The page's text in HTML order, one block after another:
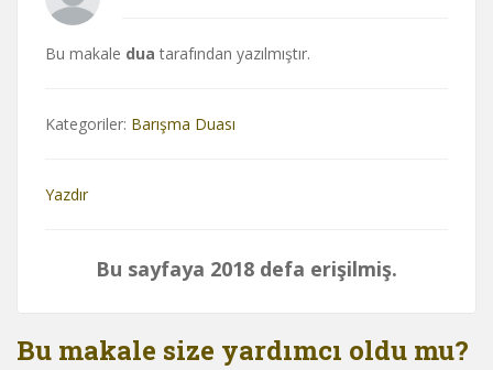
Bu makale dua tarafından yazılmıştır.
Kategoriler: Barışma Duası
Yazdır
Bu sayfaya 2018 defa erişilmiş.
Bu makale size yardımcı oldu mu?